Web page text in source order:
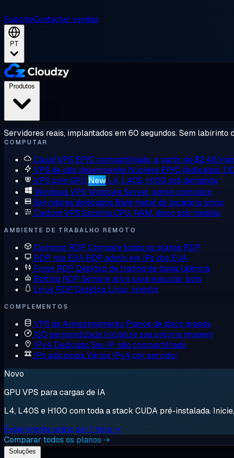
SuporteContactar vendas
PT
Servidores reais, implantados em 60 segundos. Sem labirinto
COMPUTAR
Cloud VPS EPYC compartilhado, a partir de $2,48/
VPS de alto desempenho Núcleos EPYC dedicados,
VPS com GPU New L4, L40S, H100 sob demanda
Windows VPS Windows Server, admin completo
Servidores dedicados Bare metal de locatário único
Custom VPS Escolha CPU, RAM, disco sob medida
AMBIENTE DE TRABALHO REMOTO
Comprar RDP Compare todos os planos RDP
RDP nos EUA RDP admin em IPs dos EUA
Forex RDP Desktop de trading de baixa latência
Botting RDP Sempre ativo para executar bots
Linux RDP Desktop Linux, remoto
COMPLEMENTOS
VPS de Armazenamento Planos de disco grande
ISO personalizada Inicialize sua própria imagem
IPv4 Dedicado Seu IP, não compartilhado
IPs adicionais Vários IPv4 por servidor
Novo
GPU VPS para cargas de IA
L4, L40S e H100 com toda a stack CUDA pré-instalada.
Experimente grátis por 1 hora →
Comparar todos os planos →